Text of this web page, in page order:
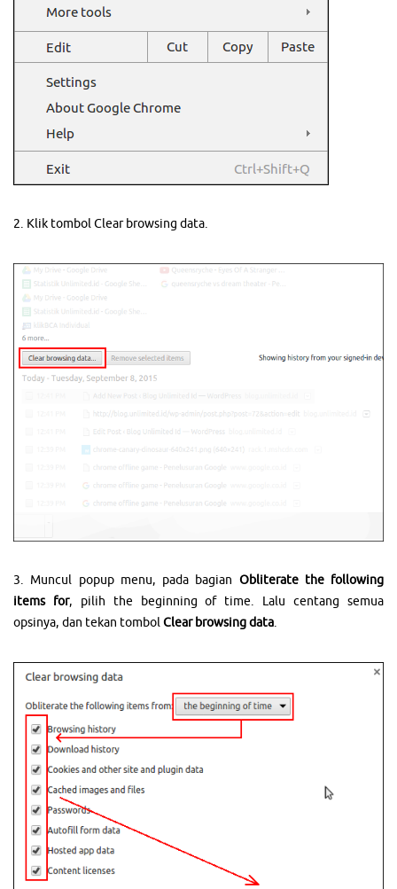
2. Klik tombol Clear browsing data.
3. Muncul popup menu, pada bagian Obliterate the following
items for, pilih the beginning of time. Lalu centang semua
opsinya, dan tekan tombol Clear browsing data